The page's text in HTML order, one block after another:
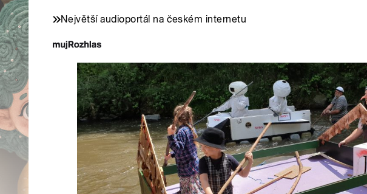
Největší audioportál na českém internetu